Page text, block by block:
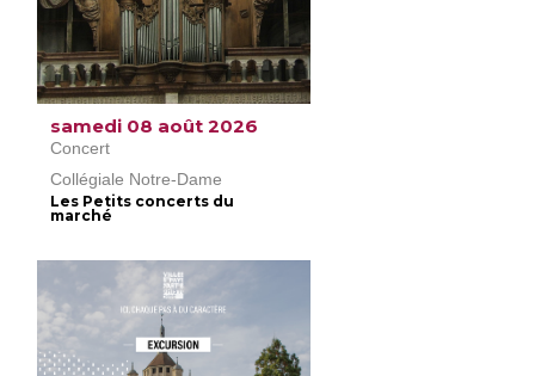
samedi 08 août 2026
Concert
Collégiale Notre-Dame
Les Petits concerts du
marché